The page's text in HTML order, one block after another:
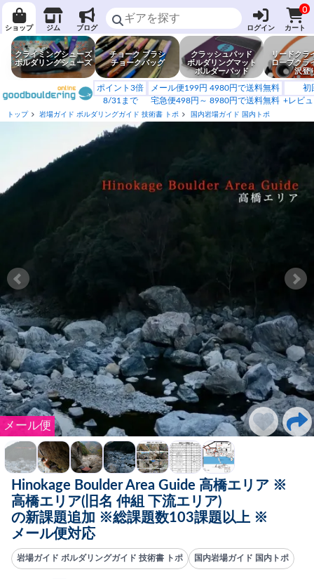
ショップ ジム ブログ ログイン
0
カート
クライミングシューズ
ボルダリングシューズ
チョーク ブラシ
チョークバッグ
クラッシュパッド
ボルダリングマット
ボルダーパッド
リードクラ
ロープクラ
沢登
ポイント3倍
8/31まで
メール便199円 4980円で送料無料
宅急便498円～ 8980円で送料無料
初
+レビ
トップ 岩場ガイド ボルダリングガイド 技術書 トポ 国内岩場ガイド 国内トポ
メール便
Hinokage Boulder Area Guide 高橋エリア ※
高橋エリア(旧名 仲組 下流エリア)
の新課題追加 ※総課題数103課題以上 ※
メール便対応
岩場ガイド ボルダリングガイド 技術書 トポ 国内岩場ガイド 国内トポ